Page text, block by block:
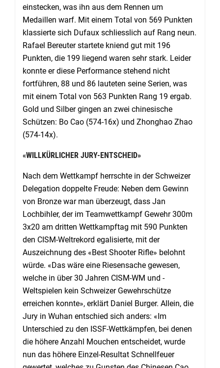
einstecken, was ihn aus dem Rennen um
Medaillen warf. Mit einem Total von 569 Punkten
klassierte sich Dufaux schliesslich auf Rang neun.
Rafael Bereuter startete kniend gut mit 196
Punkten, die 199 liegend waren sehr stark. Leider
konnte er diese Performance stehend nicht
fortführen, 88 und 86 lauteten seine Serien, was
mit einem Total von 563 Punkten Rang 19 ergab.
Gold und Silber gingen an zwei chinesische
Schützen: Bo Cao (574-16x) und Zhonghao Zhao
(574-14x).
«WILLKÜRLICHER JURY-ENTSCHEID»
Nach dem Wettkampf herrschte in der Schweizer
Delegation doppelte Freude: Neben dem Gewinn
von Bronze war man überzeugt, dass Jan
Lochbihler, der im Teamwettkampf Gewehr 300m
3x20 am dritten Wettkampftag mit 590 Punkten
den CISM-Weltrekord egalisierte, mit der
Auszeichnung des «Best Shooter Rifle» belohnt
würde. «Das wäre eine Riesensache gewesen,
welche in über 30 Jahren CISM-WM und -
Weltspielen kein Schweizer Gewehrschütze
erreichen konnte», erklärt Daniel Burger. Allein, die
Jury in Wuhan entschied sich anders: «Im
Unterschied zu den ISSF-Wettkämpfen, bei denen
die höhere Anzahl Mouchen entscheidet, wurde
nun das höhere Einzel-Resultat Schnellfeuer